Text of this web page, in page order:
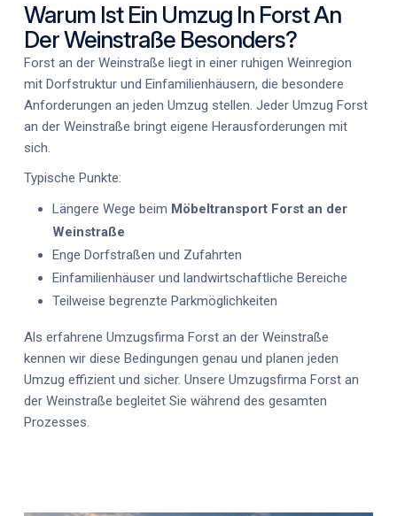
Warum Ist Ein Umzug In Forst An
Der Weinstraße Besonders?
Forst an der Weinstraße liegt in einer ruhigen Weinregion
mit Dorfstruktur und Einfamilienhäusern, die besondere
Anforderungen an jeden Umzug stellen. Jeder Umzug Forst
an der Weinstraße bringt eigene Herausforderungen mit
sich.
Typische Punkte:
Längere Wege beim Möbeltransport Forst an der
Weinstraße
Enge Dorfstraßen und Zufahrten
Einfamilienhäuser und landwirtschaftliche Bereiche
Teilweise begrenzte Parkmöglichkeiten
Als erfahrene Umzugsfirma Forst an der Weinstraße
kennen wir diese Bedingungen genau und planen jeden
Umzug effizient und sicher. Unsere Umzugsfirma Forst an
der Weinstraße begleitet Sie während des gesamten
Prozesses.